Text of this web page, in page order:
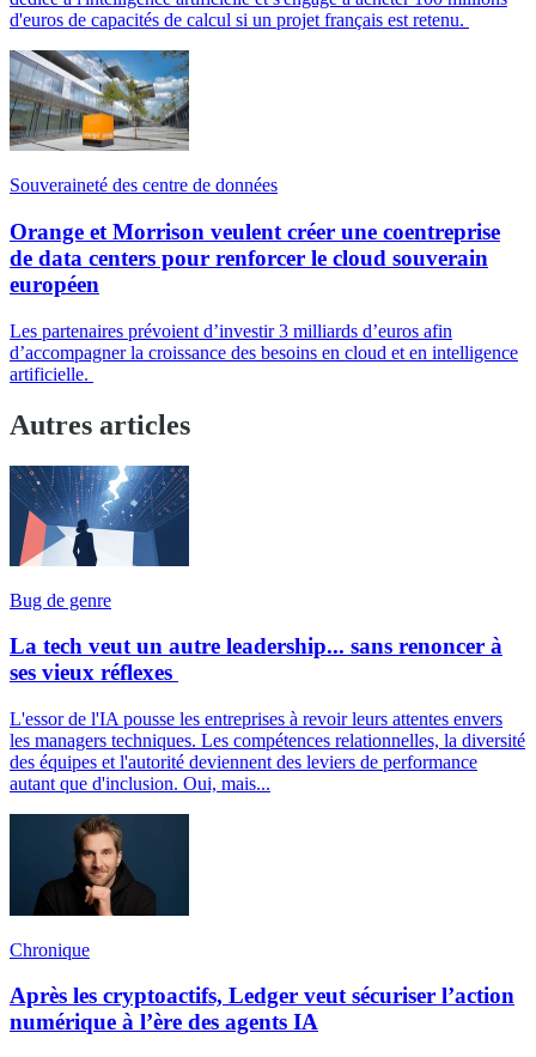
d'euros de capacités de calcul si un projet français est retenu.
Souveraineté des centre de données
Orange et Morrison veulent créer une coentreprise
de data centers pour renforcer le cloud souverain
européen
Les partenaires prévoient d’investir 3 milliards d’euros afin
d’accompagner la croissance des besoins en cloud et en intelligence
artificielle.
Autres articles
Bug de genre
La tech veut un autre leadership... sans renoncer à
ses vieux réflexes
L'essor de l'IA pousse les entreprises à revoir leurs attentes envers
les managers techniques. Les compétences relationnelles, la diversité
des équipes et l'autorité deviennent des leviers de performance
autant que d'inclusion. Oui, mais...
Chronique
Après les cryptoactifs, Ledger veut sécuriser l’action
numérique à l’ère des agents IA